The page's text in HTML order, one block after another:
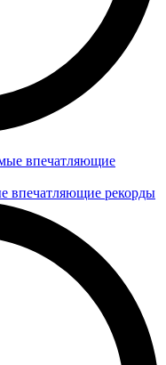
впечатляющие рекорды